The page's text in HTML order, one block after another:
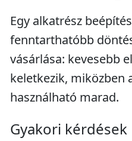
Egy alkatrész
fenntarthatóbb
vásárlása: kevesebb
keletkezik, miközben
használható marad.
Gyakori kérdések